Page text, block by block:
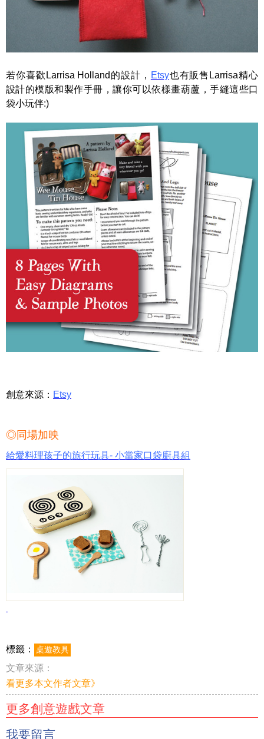
若你喜歡Larrisa Holland的設計， Etsy也有販售Larrisa精心
設計的模版和製作手冊，讓你可以依樣畫葫蘆，手縫這些口
袋小玩伴:)
創意來源： Etsy
◎同場加映
給愛料理孩子的旅行玩具- 小當家口袋廚具組
標籤： 桌遊教具
文章來源：
看更多本文作者文章》
更多創意遊戲文章
我要留言